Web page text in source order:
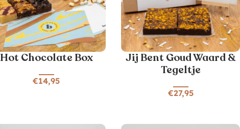
Hot Chocolate Box
€14,95
Jij Bent Goud Waard &
Tegeltje
€27,95